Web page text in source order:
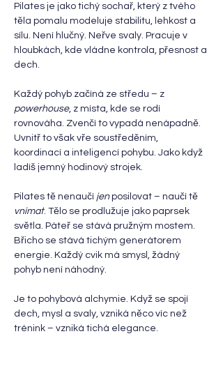
Pilates je jako tichý sochař, který z tvého
těla pomalu modeluje stabilitu, lehkost a
sílu. Není hlučný. Neřve svaly. Pracuje v
hloubkách, kde vládne kontrola, přesnost a
dech.
Každý pohyb začíná ze středu – z
powerhouse, z místa, kde se rodí
rovnováha. Zvenčí to vypadá nenápadně.
Uvnitř to však vře soustředěním,
koordinací a inteligencí pohybu. Jako když
ladíš jemný hodinový strojek.
Pilates tě nenaučí jen posilovat – naučí tě
vnímat. Tělo se prodlužuje jako paprsek
světla. Páteř se stává pružným mostem.
Břicho se stává tichým generátorem
energie. Každý cvik má smysl, žádný
pohyb není náhodný.
Je to pohybová alchymie. Když se spojí
dech, mysl a svaly, vzniká něco víc než
trénink – vzniká tichá elegance.